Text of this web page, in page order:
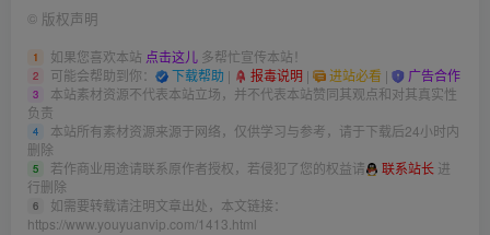
© 版权声明
1 如果您喜欢本站 点击这儿 多帮忙宣传本站！
2 可能会帮助到你： 下载帮助 | 报毒说明 | 进站必看 | 广告合作
3
本站素材资源不代表本站立场，并不代表本站赞同其观点和对其真实性
负责
4
本站所有素材资源来源于网络，仅供学习与参考，请于下载后24小时内
删除
5 若作商业用途请联系原作者授权，若侵犯了您的权益请 联系站长 进
行删除
6
如需要转载请注明文章出处，本文链接：
https://www.youyuanvip.com/1413.html